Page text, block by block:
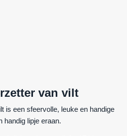
van vilt
is een sfeervolle, leuke en handige
handig lipje eraan.